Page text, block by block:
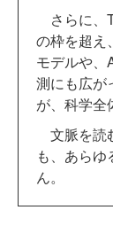
さらに、
の枠を超え
モデルや、
測にも広が
が、科学全
文脈を読
も、あら
ん。